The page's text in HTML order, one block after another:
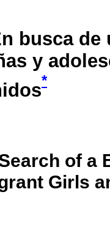
busca
y
*
of a
Girls